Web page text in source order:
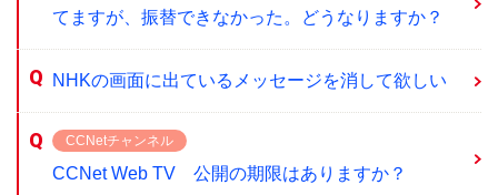
てますが、振替できなかった。どうなりますか？
NHKの画面に出ているメッセージを消して欲しい
CCNetチャンネル
CCNet Web TV 公開の期限はありますか？